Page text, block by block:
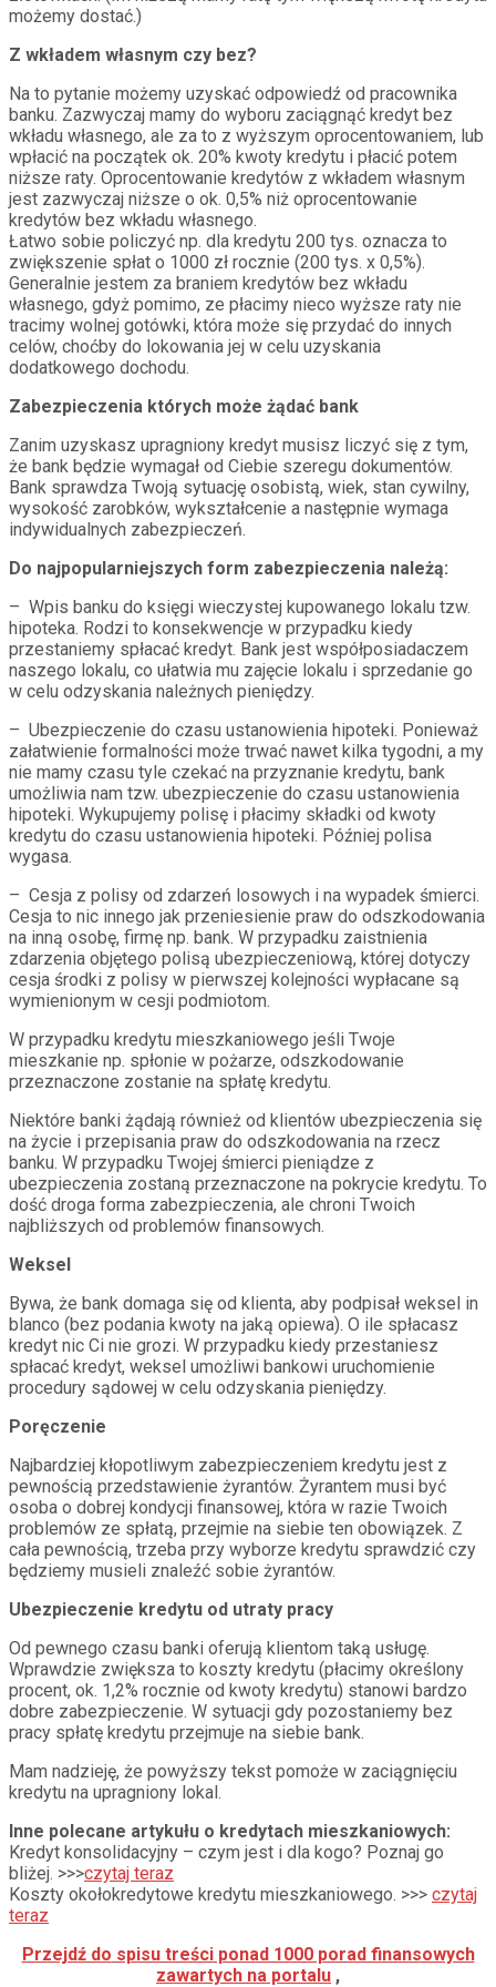
możemy dostać.)
Z wkładem własnym czy bez?
Na to pytanie możemy uzyskać odpowiedź od pracownika
banku. Zazwyczaj mamy do wyboru zaciągnąć kredyt bez
wkładu własnego, ale za to z wyższym oprocentowaniem, lub
wpłacić na początek ok. 20% kwoty kredytu i płacić potem
niższe raty. Oprocentowanie kredytów z wkładem własnym
jest zazwyczaj niższe o ok. 0,5% niż oprocentowanie
kredytów bez wkładu własnego.
Łatwo sobie policzyć np. dla kredytu 200 tys. oznacza to
zwiększenie spłat o 1000 zł rocznie (200 tys. x 0,5%).
Generalnie jestem za braniem kredytów bez wkładu
własnego, gdyż pomimo, ze płacimy nieco wyższe raty nie
tracimy wolnej gotówki, która może się przydać do innych
celów, choćby do lokowania jej w celu uzyskania
dodatkowego dochodu.
Zabezpieczenia których może żądać bank
Zanim uzyskasz upragniony kredyt musisz liczyć się z tym,
że bank będzie wymagał od Ciebie szeregu dokumentów.
Bank sprawdza Twoją sytuację osobistą, wiek, stan cywilny,
wysokość zarobków, wykształcenie a następnie wymaga
indywidualnych zabezpieczeń.
Do najpopularniejszych form zabezpieczenia należą:
– Wpis banku do księgi wieczystej kupowanego lokalu tzw.
hipoteka. Rodzi to konsekwencje w przypadku kiedy
przestaniemy spłacać kredyt. Bank jest współposiadaczem
naszego lokalu, co ułatwia mu zajęcie lokalu i sprzedanie go
w celu odzyskania należnych pieniędzy.
– Ubezpieczenie do czasu ustanowienia hipoteki. Ponieważ
załatwienie formalności może trwać nawet kilka tygodni, a my
nie mamy czasu tyle czekać na przyznanie kredytu, bank
umożliwia nam tzw. ubezpieczenie do czasu ustanowienia
hipoteki. Wykupujemy polisę i płacimy składki od kwoty
kredytu do czasu ustanowienia hipoteki. Później polisa
wygasa.
– Cesja z polisy od zdarzeń losowych i na wypadek śmierci.
Cesja to nic innego jak przeniesienie praw do odszkodowania
na inną osobę, firmę np. bank. W przypadku zaistnienia
zdarzenia objętego polisą ubezpieczeniową, której dotyczy
cesja środki z polisy w pierwszej kolejności wypłacane są
wymienionym w cesji podmiotom.
W przypadku kredytu mieszkaniowego jeśli Twoje
mieszkanie np. spłonie w pożarze, odszkodowanie
przeznaczone zostanie na spłatę kredytu.
Niektóre banki żądają również od klientów ubezpieczenia się
na życie i przepisania praw do odszkodowania na rzecz
banku. W przypadku Twojej śmierci pieniądze z
ubezpieczenia zostaną przeznaczone na pokrycie kredytu. To
dość droga forma zabezpieczenia, ale chroni Twoich
najbliższych od problemów finansowych.
Weksel
Bywa, że bank domaga się od klienta, aby podpisał weksel in
blanco (bez podania kwoty na jaką opiewa). O ile spłacasz
kredyt nic Ci nie grozi. W przypadku kiedy przestaniesz
spłacać kredyt, weksel umożliwi bankowi uruchomienie
procedury sądowej w celu odzyskania pieniędzy.
Poręczenie
Najbardziej kłopotliwym zabezpieczeniem kredytu jest z
pewnością przedstawienie żyrantów. Żyrantem musi być
osoba o dobrej kondycji finansowej, która w razie Twoich
problemów ze spłatą, przejmie na siebie ten obowiązek. Z
cała pewnością, trzeba przy wyborze kredytu sprawdzić czy
będziemy musieli znaleźć sobie żyrantów.
Ubezpieczenie kredytu od utraty pracy
Od pewnego czasu banki oferują klientom taką usługę.
Wprawdzie zwiększa to koszty kredytu (płacimy określony
procent, ok. 1,2% rocznie od kwoty kredytu) stanowi bardzo
dobre zabezpieczenie. W sytuacji gdy pozostaniemy bez
pracy spłatę kredytu przejmuje na siebie bank.
Mam nadzieję, że powyższy tekst pomoże w zaciągnięciu
kredytu na upragniony lokal.
Inne polecane artykułu o kredytach mieszkaniowych:
Kredyt konsolidacyjny – czym jest i dla kogo? Poznaj go
bliżej. >>>czytaj teraz
Koszty okołokredytowe kredytu mieszkaniowego. >>> czytaj
teraz
Przejdź do spisu treści ponad 1000 porad finansowych
zawartych na portalu ,